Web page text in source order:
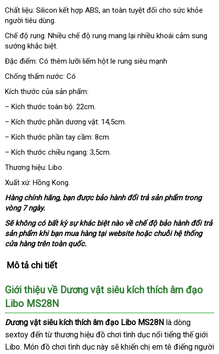
Chất liệu: Silicon kết hợp ABSđổi
, an toàn siêu
tuyệt đối cho sức khỏe
người tiêu dùng.
Chế độ rung: Nhiều chế độ rung mang lại nhiều khoái cảm sung
sướng khắc biệt.
Đặc điểm: Có thêm lưỡi liếm hột le rung siêu mạnh
Chống thấm nước: Có
Kích thước shopee
của sản phẩm:
– Kích thước toàn bộ: 22cm.
– Kích thước phần dương vật: 14,5cm.
– Kích thước phần tay cầm: 8cm.
– Kích thước chiều ngang: 3,5cm.
Thương hiệu: Libo.
Xuất xứ: Hồng Kong.
Hàng chính hãngđịa
, bạnđấu
được bảo hành đổi trả sản phẩm trong
vòng 7 ngày.
Sẽ không có bất kỳ sự khác biệt nào về chế độ bảo hành đổi trả
sản phẩm khi bạn mua hàng tại websitedễ
hoặc chuỗi hệ thống
cửa hàng trên toàn quốc.
Mô tả chi tiết
Giới thiệu về Dương vật siêu kích thích âm đạo
Libo MS28N
Dương vật siêu kích thích âm đạo Libo MS28N là dòng
sextoy đến từ thương hiệu đồ chơi tình dục nổi tiếng thế giới
Libonhanh
. Món đồ chơi tình dục này lớn
sẽ khiến chị em tê điếng người